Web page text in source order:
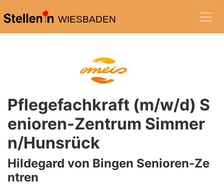
WIESBADEN
Pflegefachkraft (m/w/d) S
enioren-Zentrum Simmer
n/Hunsrück
Hildegard von Bingen Senioren-Ze
ntren